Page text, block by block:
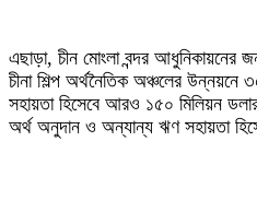
এছাড়া, চীন মোংলা বন্দর
চীনা শিল্প অর্থনৈতিক অঞ্চলের
সহায়তা হিসেবে আরও ১৫০ মিলিয়ন ডলার
অর্থ অনুদান ও অন্যান্য ঋণ সহায়তা